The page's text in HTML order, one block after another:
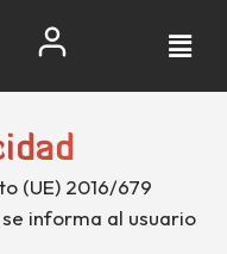
(UE) 2016/679
informa al usuario